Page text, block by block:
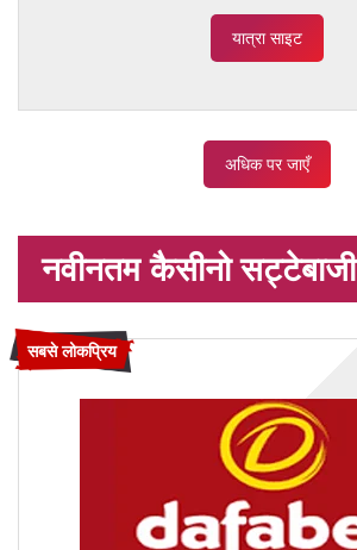
यात्रा साइट
अधिक पर जाएँ
नवीनतम कैसीनो सट्टेबाजी
सबसे लोकप्रिय